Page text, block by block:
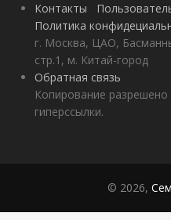
Контакты
Политика
г. Москва, ЦАО,
стр.1, м. Китай-город
Обратная связь
Копирование
гиперссылки.
© 2026,